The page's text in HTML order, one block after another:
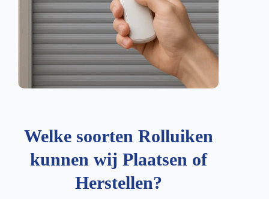
Welke soorten Rolluiken
kunnen wij Plaatsen of
Herstellen?